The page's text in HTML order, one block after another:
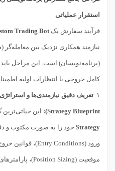
استقرار عملیاتی
فرآیند سفارش یکTrading Bot
نیازمند همکاری نزدیک بین
(برنامه‌نویسان) است. این مراحل
کامل خروجی با انتظارات اولیه
۱.
Strategy Blueprint): این
Strategy خود را به صورت مکتوب و
موقعیت (Position Sizing)، پارامترهای ریسک (مانند حداکثر